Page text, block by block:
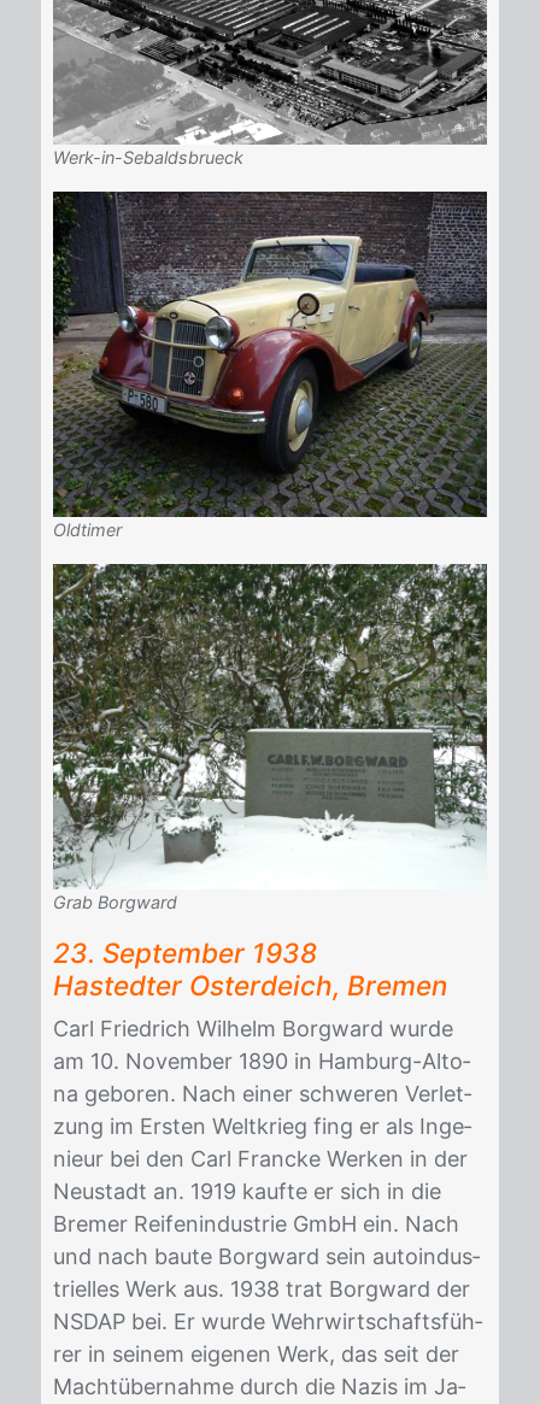
Werk-in-Sebaldsbrueck
Oldtimer
Grab Borgward
23. Sep­tem­ber 1938
Has­ted­ter Os­ter­deich, Bre­men
Carl Fried­rich Wil­helm Borg­ward wur­de
am 10. No­vem­ber 1890 in Ham­burg-Al­to­
na ge­bo­ren. Nach ei­ner schwe­ren Ver­let­
zung im Ers­ten Welt­krieg fing er als In­ge­
nieur bei den Carl Francke Wer­ken in der
Neu­stadt an. 1919 kauf­te er sich in die
Bre­mer Rei­fen­in­dus­trie GmbH ein. Nach
und nach bau­te Borg­ward sein au­to­in­dus­
tri­el­les Werk aus. 1938 trat Borg­ward der
NS­DAP bei. Er wur­de Wehr­wirt­schafts­füh­
rer in sei­nem ei­ge­nen Werk, das seit der
Macht­über­nah­me durch die Na­zis im Ja­